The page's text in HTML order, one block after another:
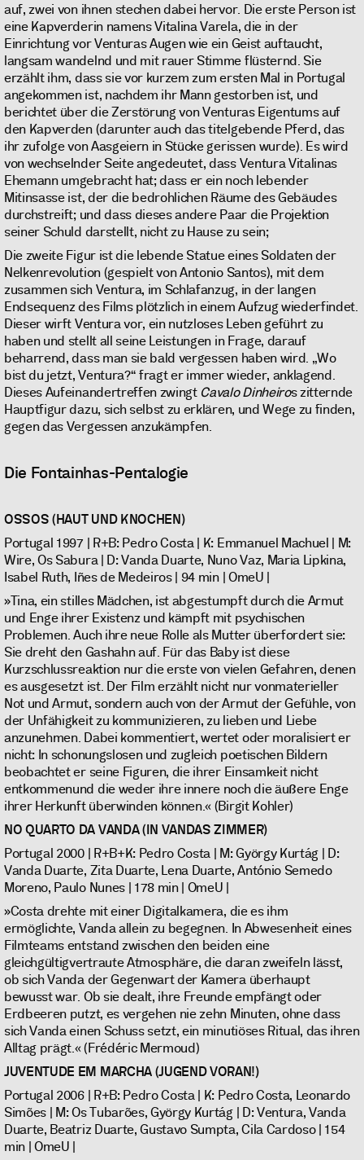
auf, zwei von ihnen stechen dabei hervor. Die erste Person ist
eine Kapverderin namens Vitalina Varela, die in der
Einrichtung vor Venturas Augen wie ein Geist auftaucht,
langsam wandelnd und mit rauer Stimme flüsternd. Sie
erzählt ihm, dass sie vor kurzem zum ersten Mal in Portugal
angekommen ist, nachdem ihr Mann gestorben ist, und
berichtet über die Zerstörung von Venturas Eigentums auf
den Kapverden (darunter auch das titelgebende Pferd, das
ihr zufolge von Aasgeiern in Stücke gerissen wurde). Es wird
von wechselnder Seite angedeutet, dass Ventura Vitalinas
Ehemann umgebracht hat; dass er ein noch lebender
Mitinsasse ist, der die bedrohlichen Räume des Gebäudes
durchstreift; und dass dieses andere Paar die Projektion
seiner Schuld darstellt, nicht zu Hause zu sein;
Die zweite Figur ist die lebende Statue eines Soldaten der
Nelkenrevolution (gespielt von Antonio Santos), mit dem
zusammen sich Ventura, im Schlafanzug, in der langen
Endsequenz des Films plötzlich in einem Aufzug wiederfindet.
Dieser wirft Ventura vor, ein nutzloses Leben geführt zu
haben und stellt all seine Leistungen in Frage, darauf
beharrend, dass man sie bald vergessen haben wird. „Wo
bist du jetzt, Ventura?“ fragt er immer wieder, anklagend.
Dieses Aufeinandertreffen zwingt Cavalo Dinheiros zitternde
Hauptfigur dazu, sich selbst zu erklären, und Wege zu finden,
gegen das Vergessen anzukämpfen.
Die Fontainhas-Pentalogie
OSSOS (HAUT UND KNOCHEN)
Portugal 1997 | R+B: Pedro Costa | K: Emmanuel Machuel | M:
Wire, Os Sabura | D: Vanda Duarte, Nuno Vaz, Maria Lipkina,
Isabel Ruth, Iñes de Medeiros | 94 min | OmeU |
»Tina, ein stilles Mädchen, ist abgestumpft durch die Armut
und Enge ihrer Existenz und kämpft mit psychischen
Problemen. Auch ihre neue Rolle als Mutter überfordert sie:
Sie dreht den Gashahn auf. Für das Baby ist diese
Kurzschlussreaktion nur die erste von vielen Gefahren, denen
es ausgesetzt ist. Der Film erzählt nicht nur vonmaterieller
Not und Armut, sondern auch von der Armut der Gefühle, von
der Unfähigkeit zu kommunizieren, zu lieben und Liebe
anzunehmen. Dabei kommentiert, wertet oder moralisiert er
nicht: In schonungslosen und zugleich poetischen Bildern
beobachtet er seine Figuren, die ihrer Einsamkeit nicht
entkommenund die weder ihre innere noch die äußere Enge
ihrer Herkunft überwinden können.« (Birgit Kohler)
NO QUARTO DA VANDA (IN VANDAS ZIMMER)
Portugal 2000 | R+B+K: Pedro Costa | M: György Kurtág | D:
Vanda Duarte, Zita Duarte, Lena Duarte, António Semedo
Moreno, Paulo Nunes | 178 min | OmeU |
»Costa drehte mit einer Digitalkamera, die es ihm
ermöglichte, Vanda allein zu begegnen. In Abwesenheit eines
Filmteams entstand zwischen den beiden eine
gleichgültigvertraute Atmosphäre, die daran zweifeln lässt,
ob sich Vanda der Gegenwart der Kamera überhaupt
bewusst war. Ob sie dealt, ihre Freunde empfängt oder
Erdbeeren putzt, es vergehen nie zehn Minuten, ohne dass
sich Vanda einen Schuss setzt, ein minutiöses Ritual, das ihren
Alltag prägt.« (Frédéric Mermoud)
JUVENTUDE EM MARCHA (JUGEND VORAN!)
Portugal 2006 | R+B: Pedro Costa | K: Pedro Costa, Leonardo
Simões | M: Os Tubarões, György Kurtág | D: Ventura, Vanda
Duarte, Beatriz Duarte, Gustavo Sumpta, Cila Cardoso | 154
min | OmeU |